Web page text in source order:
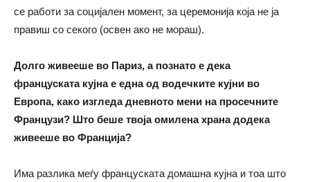
се работи за социјален момент, за церемонија која не ја
правиш со секого (освен ако не мораш).
Долго живееше во Париз, а познато е дека
француската кујна е една од водечките кујни во
Европа, како изгледа дневното мени на просечните
Французи? Што беше твоја омилена храна додека
живееше во Франција?
Има разлика меѓу француската домашна кујна и тоа што